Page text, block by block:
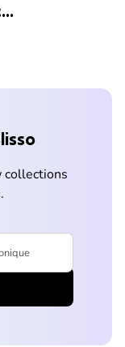
collections